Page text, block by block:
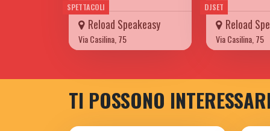
SPETTACOLI
Reload Speakeasy
Via Casilina, 75
DJSET
Reload
Via Casilina, 75
TI POSSONO